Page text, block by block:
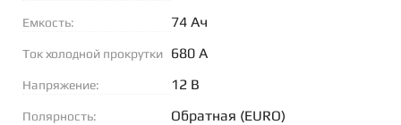
Емкость: 74 Ач
Ток холодной прокрутки
680 А
Напряжение: 12 В
Полярность: Обратная (EURO)